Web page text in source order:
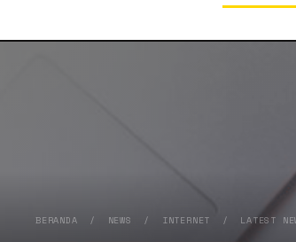
BERANDA / NEWS / INTERNET / LATEST